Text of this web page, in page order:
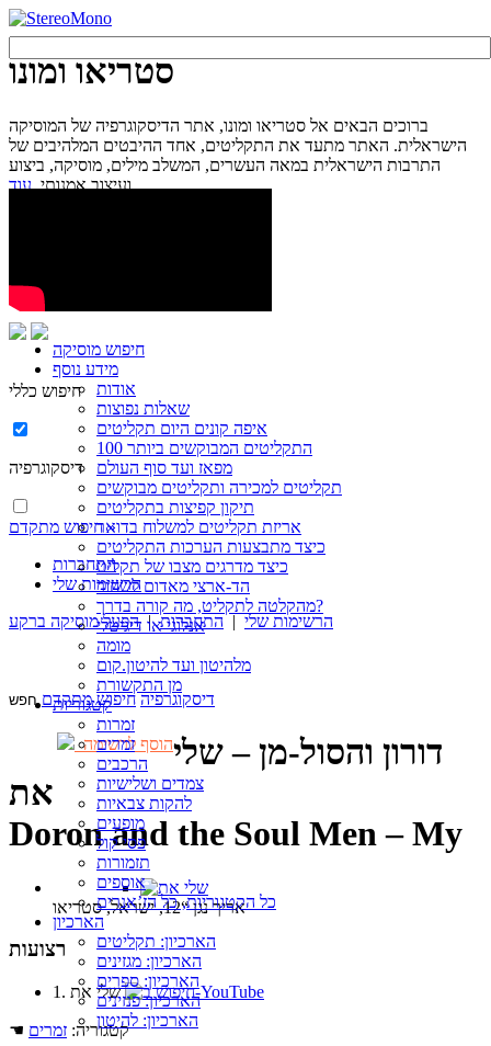
סטריאו ומונו
ברוכים הבאים אל סטריאו ומונו, אתר הדיסקוגרפיה של המוסיקה
הישראלית. האתר מתעד את התקליטים, אחד ההיבטים המלהיבים של
התרבות הישראלית במאה העשרים, המשלב מילים, מוסיקה, ביצוע
ועיצוב אמנותי.עוד...
חיפוש מוסיקה
מידע נוסף
אודות
שאלות נפוצות
איפה קונים היום תקליטים
100 התקליטים המבוקשים ביותר
מפאז ועד סוף העולם
תקליטים למכירה ותקליטים מבוקשים
תיקון קפיצות בתקליטים
אריזת תקליטים למשלוח בדואר
כיצד מתבצעות הערכות התקליטים
כיצד מדרגים מצבו של תקליט
הד-ארצי מאדום לשחור
מהקלטה לתקליט, מה קורה בדרך?
אנלוגי או דיגיטלי
מומה
מלהיטון ועד להיטון.קום
מן התקשורת
קטגוריות
זמרות
זמרים
הרכבים
צמדים ושלישיות
להקות צבאיות
מופעים
פסי קול
תזמורות
אוספים
כל הקטגוריות, כל הז’אנרים
הארכיון
הארכיון: תקליטים
הארכיון: מגזינים
הארכיון: ספרים
הארכיון: פנזינים
הארכיון: להיטון
חיפוש כללי
דיסקוגרפיה
חיפוש מתקדם »
התחברות
הרשימות שלי
הרשימות שלי |התחברות|הפעל מוסיקה ברקע
דיסקוגרפיה חיפוש מתקדם
הוסף לרשימהדורון והסול-מן – שלי
את
Doron and the Soul Men – My
אריך נגן “12, ישראל, סטריאו
רצועות
1. שלי את
☚ קטגוריה: זמרים